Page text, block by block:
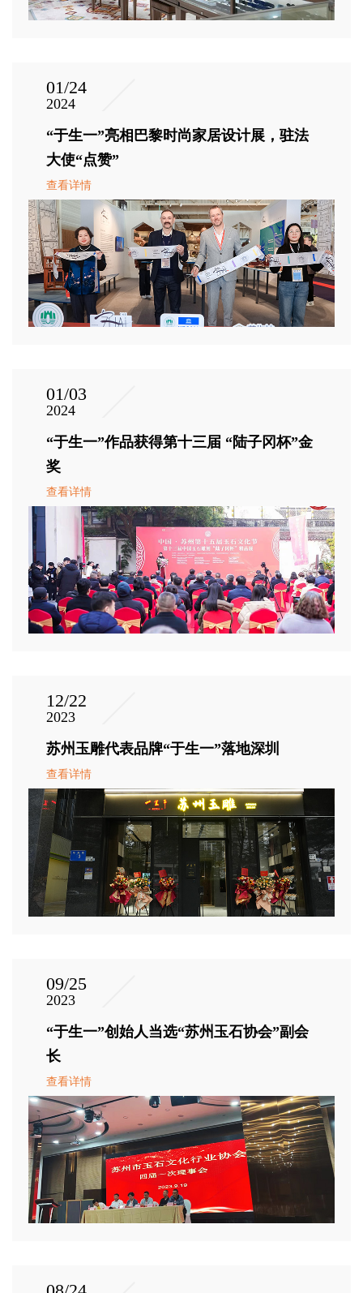
01/24
2024
“于生一”亮相巴黎时尚家居设计展，驻法
大使“点赞”
查看详情
01/03
2024
“于生一”作品获得第十三届 “陆子冈杯”金
奖
查看详情
12/22
2023
苏州玉雕代表品牌“于生一”落地深圳
查看详情
09/25
2023
“于生一”创始人当选“苏州玉石协会”副会
长
查看详情